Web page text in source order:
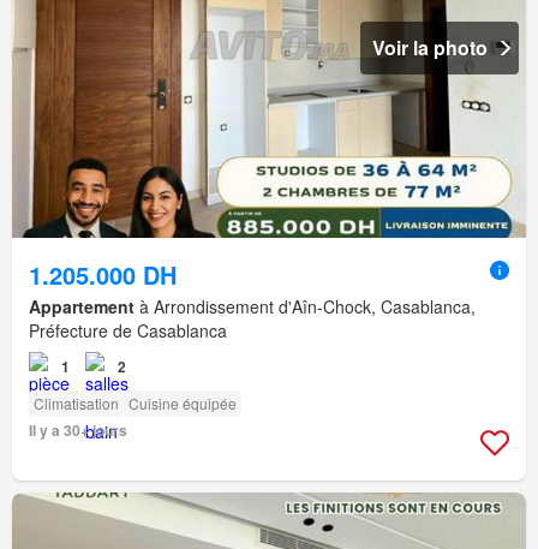
Voir la photo
1.205.000 DH
Appartement à Arrondissement d'Aîn-Chock, Casablanca,
Préfecture de Casablanca
1 2
Climatisation Cuisine équipée
Il y a 30+ jours